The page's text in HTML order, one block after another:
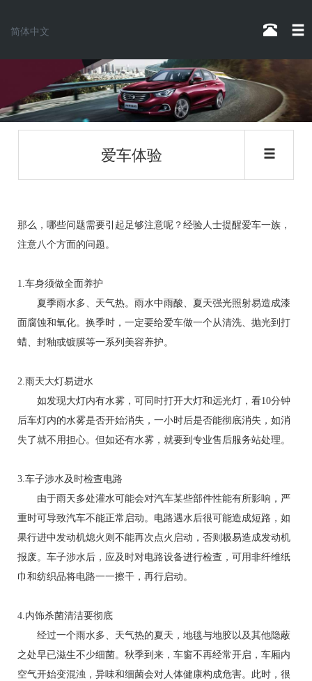
简体中文
爱车体验
那么，哪些问题需要引起足够注意呢？经验人士提醒爱车一族，
注意八个方面的问题。
1.车身须做全面养护
夏季雨水多、天气热。雨水中雨酸、夏天强光照射易造成漆
面腐蚀和氧化。换季时，一定要给爱车做一个从清洗、抛光到打
蜡、封釉或镀膜等一系列美容养护。
2.雨天大灯易进水
如发现大灯内有水雾，可同时打开大灯和远光灯，看10分钟
后车灯内的水雾是否开始消失，一小时后是否能彻底消失，如消
失了就不用担心。但如还有水雾，就要到专业售后服务站处理。
3.车子涉水及时检查电路
由于雨天多处灌水可能会对汽车某些部件性能有所影响，严
重时可导致汽车不能正常启动。电路遇水后很可能造成短路，如
果行进中发动机熄火则不能再次点火启动，否则极易造成发动机
报废。车子涉水后，应及时对电路设备进行检查，可用非纤维纸
巾和纺织品将电路一一擦干，再行启动。
4.内饰杀菌清洁要彻底
经过一个雨水多、天气热的夏天，地毯与地胶以及其他隐蔽
之处早已滋生不少细菌。秋季到来，车窗不再经常开启，车厢内
空气开始变混浊，异味和细菌会对人体健康构成危害。此时，很